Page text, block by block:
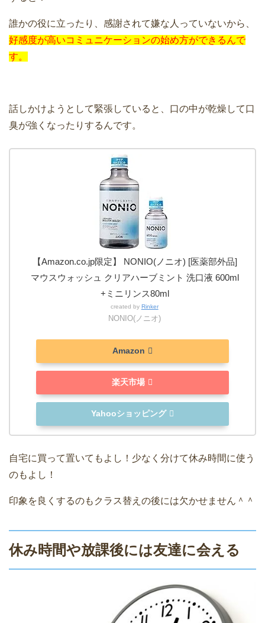
誰かの役に立ったり、感謝されて嫌な人っていないから、
好感度が高いコミュニケーションの始め方ができるんで
す。
話しかけようとして緊張していると、口の中が乾燥して口
臭が強くなったりするんです。
【Amazon.co.jp限定】 NONIO(ノニオ) [医薬部外品]
マウスウォッシュ クリアハーブミント 洗口液 600ml
+ミニリンス80ml
created by Rinker
NONIO(ノニオ)
Amazon
楽天市場
Yahooショッピング
自宅に買って置いてもよし！少なく分けて休み時間に使う
のもよし！
印象を良くするのもクラス替えの後には欠かせません＾＾
休み時間や放課後には友達に会える